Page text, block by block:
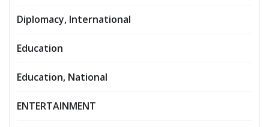
Diplomacy, International
Education
Education, National
ENTERTAINMENT